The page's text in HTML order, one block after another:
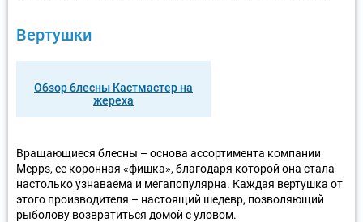
Вертушки
Обзор блесны Кастмастер на
жереха
Вращающиеся блесны – основа ассортимента компании
Mepps, ее коронная «фишка», благодаря которой она стала
настолько узнаваема и мегапопулярна. Каждая вертушка от
этого производителя – настоящий шедевр, позволяющий
рыболову возвратиться домой с уловом.